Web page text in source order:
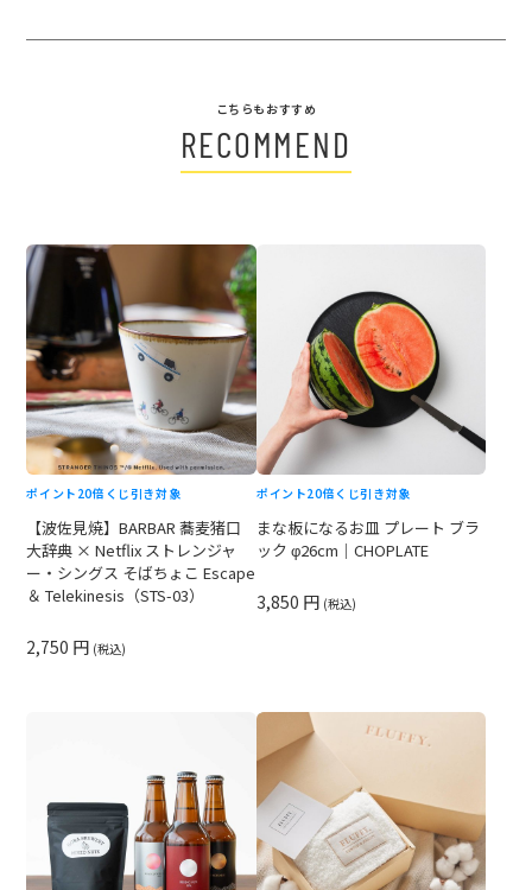
こちらもおすすめ
RECOMMEND
ポイント20倍 くじ引き対象
【波佐見焼】BARBAR 蕎麦猪口
大辞典 × Netflix ストレンジャ
ー・シングス そばちょこ Escape
＆ Telekinesis（STS-03）
2,750 円 (税込)
ポイント20倍 くじ引き対象
まな板になるお皿 プレート ブラ
ック φ26cm｜CHOPLATE
3,850 円 (税込)